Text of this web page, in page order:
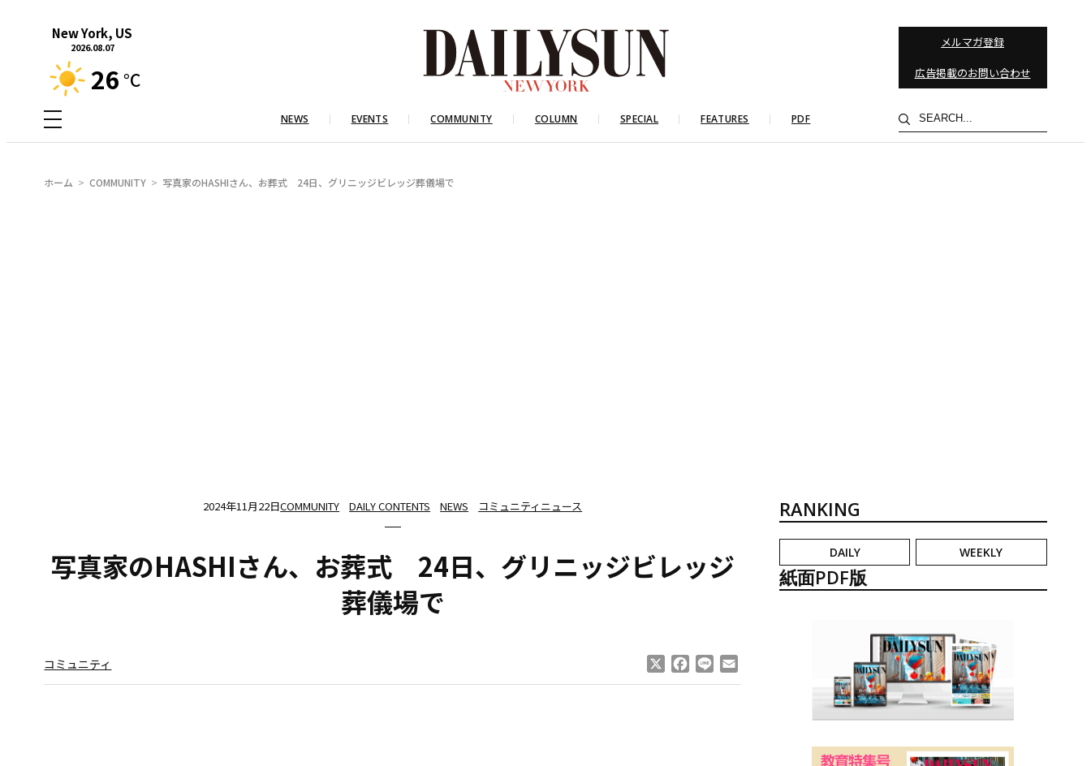
New York, US
2026.08.07
26 °C
メルマガ登録
広告掲載のお問い合わせ
NEWS EVENTS COMMUNITY COLUMN SPECIAL FEATURES PDF
検
索
ホーム COMMUNITY 写真家のHASHIさん、お葬式 24日、グリニッジビレッジ葬儀場で
2024年11月22日COMMUNITY DAILY CONTENTS NEWS コミュニティニュース
写真家のHASHIさん、お葬式 24日、グリニッジビレッジ
葬儀場で
コミュニティ Facebook
Line
RANKING
DAILY WEEKLY
紙面PDF版